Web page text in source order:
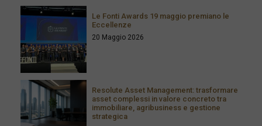
Le Fonti Awards 19 maggio premiano le
Eccellenze
20 Maggio 2026
Resolute Asset Management: trasformare
asset complessi in valore concreto tra
immobiliare, agribusiness e gestione
strategica